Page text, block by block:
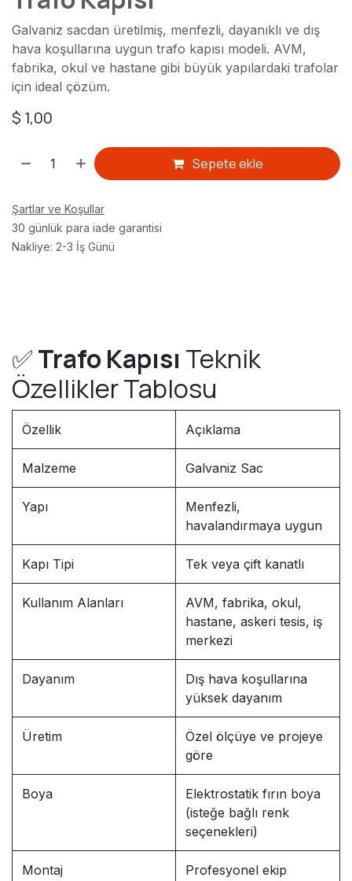
Galvaniz sacdan üretilmiş, menfezli, dayanıklı ve dış
hava koşullarına uygun trafo kapısı modeli. AVM,
fabrika, okul ve hastane gibi büyük yapılardaki trafolar
için ideal çözüm.
$ 1,00
Sepete ekle
Şartlar ve Koşullar
30 günlük para iade garantisi
Nakliye: 2-3 İş Günü
✅Trafo Kapısı Teknik
Özellikler Tablosu
Özellik Açıklama
Malzeme Galvaniz Sac
Yapı
Menfezli,
havalandırmaya uygun
Kapı Tipi Tek veya çift kanatlı
Kullanım Alanları
AVM, fabrika, okul,
hastane, askeri tesis, iş
merkezi
Dayanım
Dış hava koşullarına
yüksek dayanım
Üretim
Özel ölçüye ve projeye
göre
Boya
Elektrostatik fırın boya
(isteğe bağlı renk
seçenekleri)
Montaj
Profesyonel ekip